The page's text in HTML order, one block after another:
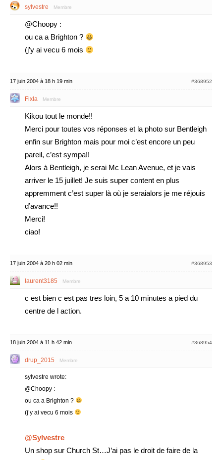
sylvestre Membre
@Choopy :
ou ca a Brighton ?
(j’y ai vecu 6 mois
17 juin 2004 à 18 h 19 min #368952
Fixla Membre
Kikou tout le monde!!
Merci pour toutes vos réponses et la photo sur Bentleigh
enfin sur Brighton mais pour moi c’est encore un peu
pareil, c’est sympa!!
Alors à Bentleigh, je serai Mc Lean Avenue, et je vais
arriver le 15 juillet! Je suis super content en plus
appremment c’est super là où je seraialors je me réjouis
d’avance!!
Merci!
ciao!
17 juin 2004 à 20 h 02 min #368953
laurent3185 Membre
c est bien c est pas tres loin, 5 a 10 minutes a pied du
centre de l action.
18 juin 2004 à 11 h 42 min #368954
drup_2015 Membre
sylvestre wrote:
@Choopy :
ou ca a Brighton ?
(j’y ai vecu 6 mois
@Sylvestre
Un shop sur Church St…J’ai pas le droit de faire de la